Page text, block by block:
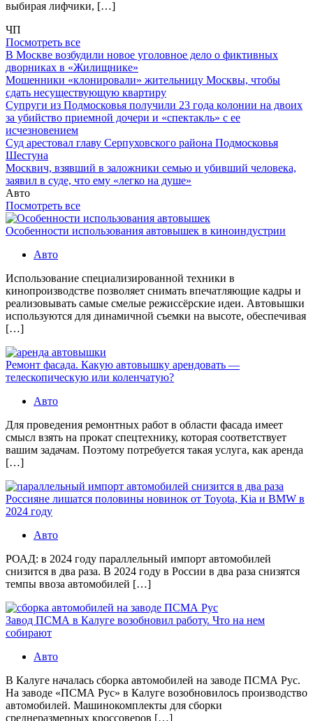
выбирая лифчики, […]
ЧП
Посмотреть все
В Москве возбудили новое уголовное дело о фиктивных
дворниках в «Жилищнике»
Мошенники «клонировали» жительницу Москвы, чтобы
сдать несуществующую квартиру
Супруги из Подмосковья получили 23 года колонии на двоих
за убийство приемной дочери и «спектакль» с ее
исчезновением
Суд арестовал главу Серпуховского района Подмосковья
Шестуна
Москвич, взявший в заложники семью и убивший человека,
заявил в суде, что ему «легко на душе»
Авто
Посмотреть все
Особенности использования автовышек в киноиндустрии
Авто
Использование специализированной техники в
кинопроизводстве позволяет снимать впечатляющие кадры и
реализовывать самые смелые режиссёрские идеи. Автовышки
используются для динамичной съемки на высоте, обеспечивая
[…]
Ремонт фасада. Какую автовышку арендовать —
телескопическую или коленчатую?
Авто
Для проведения ремонтных работ в области фасада имеет
смысл взять на прокат спецтехнику, которая соответствует
вашим задачам. Поэтому потребуется такая услуга, как аренда
[…]
Россияне лишатся половины новинок от Toyota, Kia и BMW в
2024 году
Авто
РОАД: в 2024 году параллельный импорт автомобилей
снизится в два раза. В 2024 году в России в два раза снизятся
темпы ввоза автомобилей […]
Завод ПСМА в Калуге возобновил работу. Что на нем
собирают
Авто
В Калуге началась сборка автомобилей на заводе ПСМА Рус.
На заводе «ПСМА Рус» в Калуге возобновилось производство
автомобилей. Машинокомплекты для сборки
среднеразмерных кроссоверов […]